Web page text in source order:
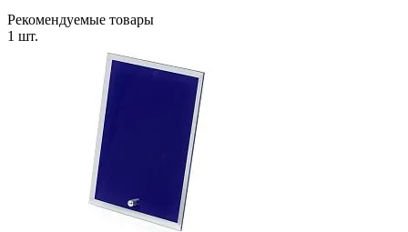
Рекомендуемые товары
1 шт.